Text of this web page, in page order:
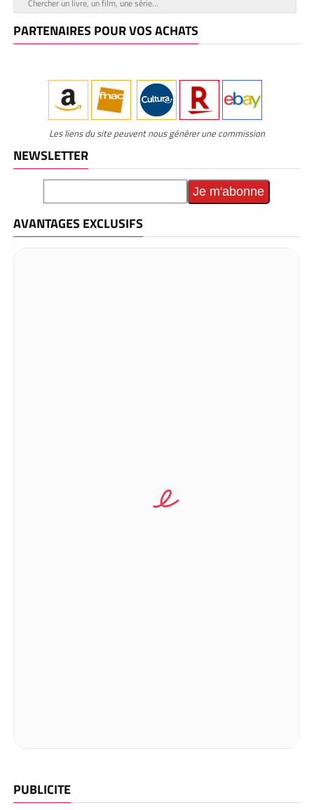
PARTENAIRES POUR VOS ACHATS
Les liens du site peuvent nous générer une commission
NEWSLETTER
AVANTAGES EXCLUSIFS
PUBLICITE